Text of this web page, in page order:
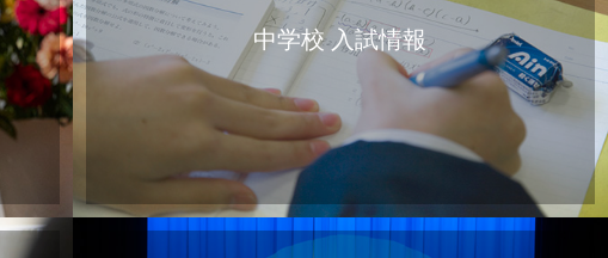
中学校 入試情報